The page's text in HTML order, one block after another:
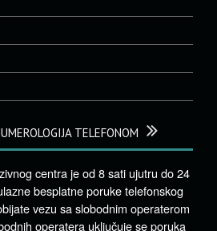
TELEFONOM
centra je od 8 sati ujutru do 24
besplatne poruke telefonskog
vezu sa slobodnim operaterom
operatera uključuje se poruka